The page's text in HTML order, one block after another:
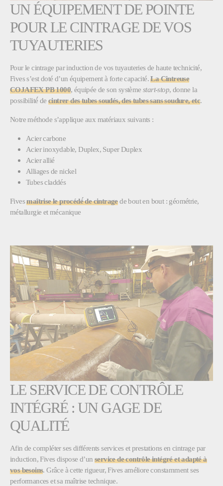
UN ÉQUIPEMENT DE POINTE
POUR LE CINTRAGE DE VOS
TUYAUTERIES
Pour le cintrage par induction de vos tuyauteries de haute technicité,
Fives s’est doté d’un équipement à forte capacité.La Cintreuse
COJAFEX PB 1000, équipée de son systèmestart-stop, donne la
possibilité́ decintrer des tubes soudés, des tubes sans soudure, etc.
Notre méthode s’applique aux matériaux suivants :
Acier carbone
Acier inoxydable, Duplex, Super Duplex
Acier allié
Alliages de nickel
Tubes claddés
Fivesmaîtrise le procédé́ de cintragede bout en bout : géométrie,
métallurgie et mécanique
LE SERVICE DE CONTRÔLE
INTÉGRÉ : UN GAGE DE
QUALITÉ
Afin de compléter ses différents services et prestations en cintrage par
induction, Fives dispose d’un service de contrôle intégré et adapté à
vos besoins. Grâce à cette rigueur, Fives améliore constamment ses
performances et sa maîtrise technique.